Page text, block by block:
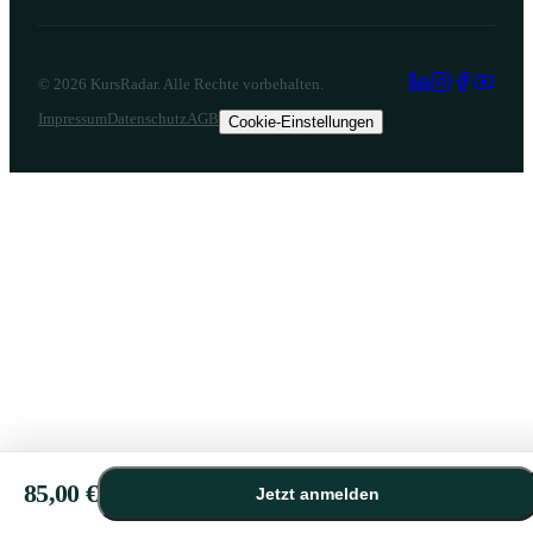
Wissenshunger Alles Weitere stellen wir zur Verfügung. Die
Teilnehmerzahl ist aufgrund des praktischen Teils begrenzt.
Ihre Referenten an diesem Tag sind Maike Rademacher von
SCHEU-DENTAL GmbH. Sie erhalten 5
© 2026 KursRadar. Alle Rechte vorbehalten.
ImpressumDatenschutzAGB Cookie-Einstellungen
85,00 € Jetzt anmelden